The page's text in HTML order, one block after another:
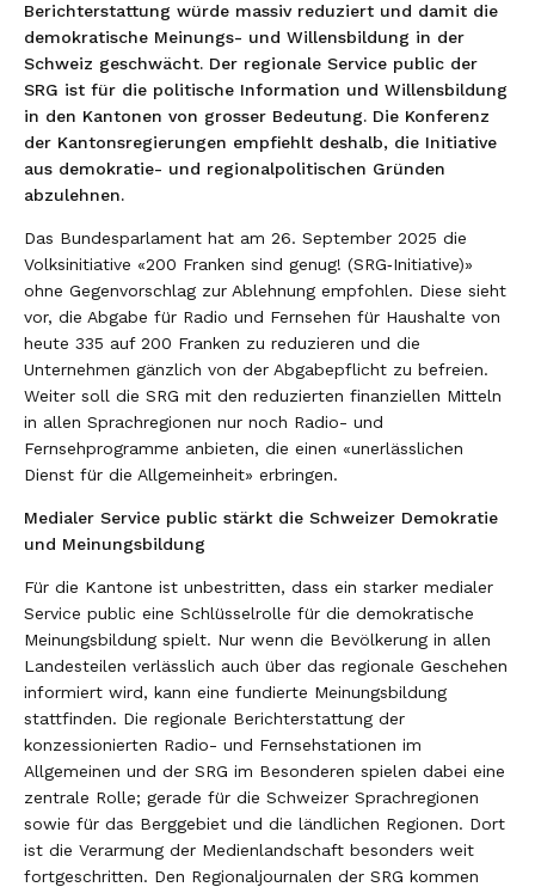
Zweck und Organisation
Plenarversammlung
Leitender Ausschuss
Generalsekretariat
Kommissionen, Arbeitsgruppen und
30 Jahre KdK
Themen
Europapolitik
E-Government/Digitalisierung
Finanzausgleich und Aufgabenteilung
Lastenausgleich
Integrationspolitik
Krisenmanagement
Stärkung des Föderalismus
Aktuelle Geschäfte
Nationale Projekte
Aussenpolitik (weitere Geschäfte)
Zusammenarbeit
Bundesrat
Eidgenössische Räte
Regionale Regierungskonferenzen
Direktorenkonferenzen
Staatsschreiberkonferenz
Städte und Gemeinden
Tripartite Konferenz
Haus der Kantone
ch Stiftung
Suche
CUG
Berichterstattung würde massiv reduziert und damit die
demokratische Meinungs- und Willensbildung in der
Schweiz geschwächt. Der regionale Service public der
SRG ist für die politische Information und Willensbildung
in den Kantonen von grosser Bedeutung. Die Konferenz
der Kantonsregierungen empfiehlt deshalb, die Initiative
aus demokratie- und regionalpolitischen Gründen
abzulehnen.
Das Bundesparlament hat am 26. September 2025 die
Volksinitiative «200 Franken sind genug! (SRG‑Initiative)»
ohne Gegenvorschlag zur Ablehnung empfohlen. Diese sieht
vor, die Abgabe für Radio und Fernsehen für Haushalte von
heute 335 auf 200 Franken zu reduzieren und die
Unternehmen gänzlich von der Abgabepflicht zu befreien.
Weiter soll die SRG mit den reduzierten finanziellen Mitteln
in allen Sprachregionen nur noch Radio- und
Fernsehprogramme anbieten, die einen «unerlässlichen
Dienst für die Allgemeinheit» erbringen.
Medialer Service public stärkt die Schweizer Demokratie
und Meinungsbildung
Für die Kantone ist unbestritten, dass ein starker medialer
Service public eine Schlüsselrolle für die demokratische
Meinungsbildung spielt. Nur wenn die Bevölkerung in allen
Landesteilen verlässlich auch über das regionale Geschehen
informiert wird, kann eine fundierte Meinungsbildung
stattfinden. Die regionale Berichterstattung der
konzessionierten Radio- und Fernsehstationen im
Allgemeinen und der SRG im Besonderen spielen dabei eine
zentrale Rolle; gerade für die Schweizer Sprachregionen
sowie für das Berggebiet und die ländlichen Regionen. Dort
ist die Verarmung der Medienlandschaft besonders weit
fortgeschritten. Den Regionaljournalen der SRG kommen